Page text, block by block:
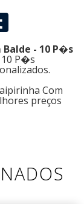
- 10 P�s
10 P�s
Com
preços